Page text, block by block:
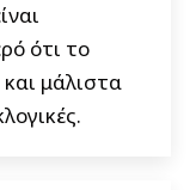
ότι το
μάλιστα